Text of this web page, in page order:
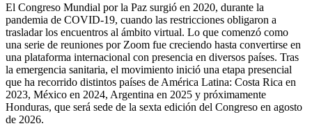
El Congreso Mundial por la Paz surgió en 2020, durante la
pandemia de COVID-19, cuando las restricciones obligaron a
trasladar los encuentros al ámbito virtual. Lo que comenzó como
una serie de reuniones por Zoom fue creciendo hasta convertirse en
una plataforma internacional con presencia en diversos países. Tras
la emergencia sanitaria, el movimiento inició una etapa presencial
que ha recorrido distintos países de América Latina: Costa Rica en
2023, México en 2024, Argentina en 2025 y próximamente
Honduras, que será sede de la sexta edición del Congreso en agosto
de 2026.